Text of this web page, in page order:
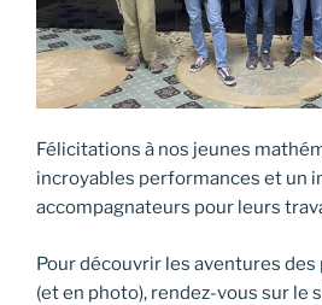
Félicitations à nos jeunes
incroyables performances et un
accompagnateurs pour leurs
Pour découvrir les aventures
(et en photo), rendez-vous sur le